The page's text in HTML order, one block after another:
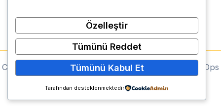
Copyright © 2026 Mehmet Oğuz | Powered by AquilOps
Özelleştir
Tümünü Reddet
Tümünü Kabul Et
Tarafından desteklenmektedir